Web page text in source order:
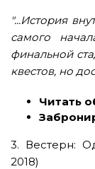
"...История
самого
финальной
квестов, но
Читать
3. Вестерн:
2018)